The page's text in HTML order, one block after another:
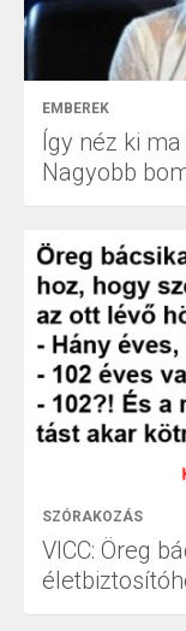
EMBEREK
Így néz ki
Nagyobb
SZÓRAKOZÁS
VICC: Öreg